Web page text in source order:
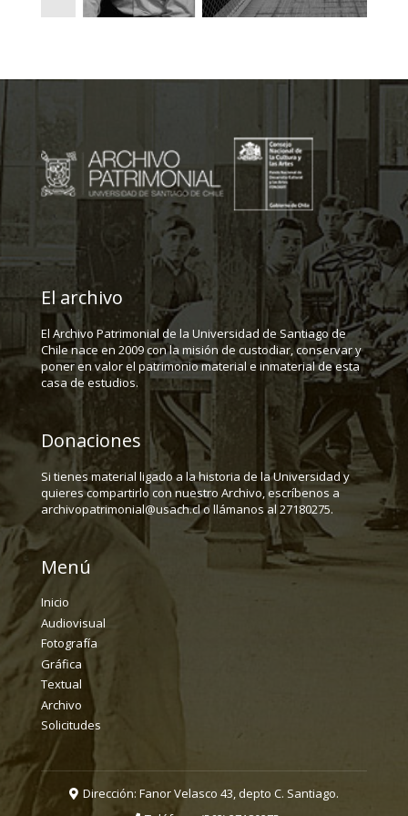
El archivo
El Archivo Patrimonial de la Universidad de Santiago de
Chile nace en 2009 con la misión de custodiar, conservar y
poner en valor el patrimonio material e inmaterial de esta
casa de estudios.
Donaciones
Si tienes material ligado a la historia de la Universidad y
quieres compartirlo con nuestro Archivo, escríbenos a
archivopatrimonial@usach.cl o llámanos al 27180275.
Menú
Inicio
Audiovisual
Fotografía
Gráfica
Textual
Archivo
Solicitudes
Dirección: Fanor Velasco 43, depto C. Santiago.